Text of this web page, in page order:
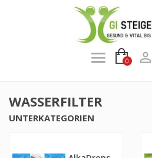
0 
WASSERFILTER
UNTERKATEGORIEN